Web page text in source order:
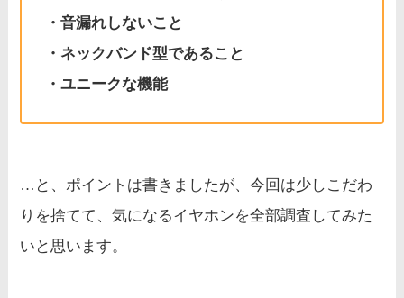
・音漏れしないこと
・ネックバンド型であること
・ユニークな機能
…と、ポイントは書きましたが、今回は少しこだわ
りを捨てて、気になるイヤホンを全部調査してみた
いと思います。